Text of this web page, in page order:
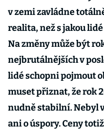
v zemi zavládne
realita, než s jakou
Na změny může být
nejbrutálnějších v
lidé schopni pojmout
muset přiznat, že rok
nudně stabilní. Nebyl
ani o úspory. Ceny